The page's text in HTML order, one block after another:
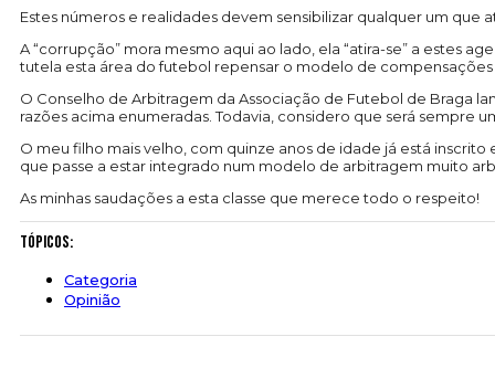
Estes números e realidades devem sensibilizar qualquer um
A “corrupção” mora mesmo aqui ao lado, ela “atira-se” a estes
tutela esta área do futebol repensar o modelo de
O Conselho de Arbitragem da Associação de Futebol de Braga
razões acima enumeradas. Todavia, considero que será sempre
O meu filho mais velho, com quinze anos de idade já está
que passe a estar integrado num modelo de arbitragem muito
As minhas saudações a esta classe que merece todo o respeito!
Tópicos:
Categoria
Opinião